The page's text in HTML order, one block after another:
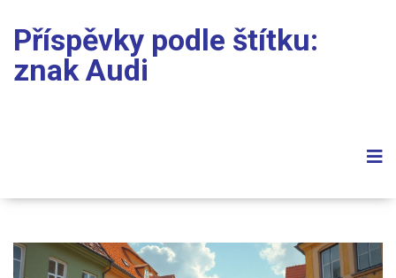
Příspěvky podle štítku:
znak Audi